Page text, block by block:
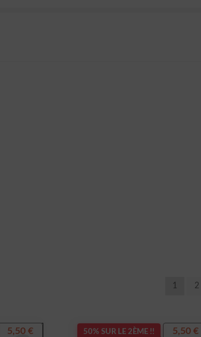
1 2
5,50€ 50% SUR LE 2ÈME !! 5,50 €